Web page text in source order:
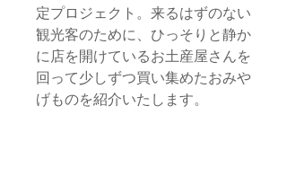
定プロジェクト。来るはずのない
観光客のために、ひっそりと静か
に店を開けているお土産屋さんを
回って少しずつ買い集めたおみや
げものを紹介いたします。